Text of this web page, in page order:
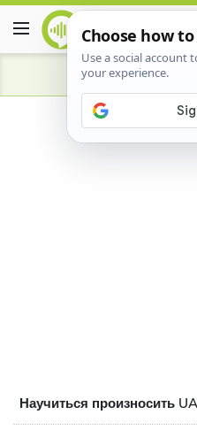
Научиться произносить